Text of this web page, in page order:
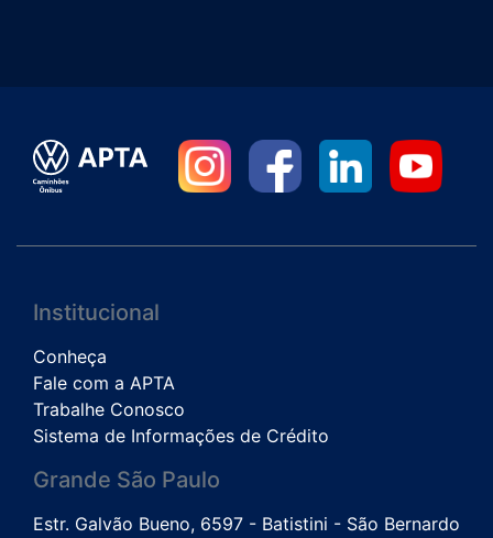
Institucional
Conheça
Fale com a APTA
Trabalhe Conosco
Sistema de Informações de Crédito
Grande São Paulo
Estr. Galvão Bueno, 6597 - Batistini - São Bernardo